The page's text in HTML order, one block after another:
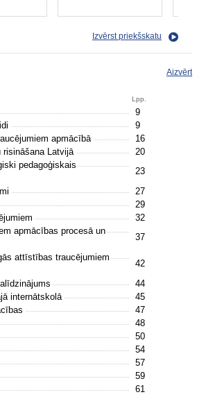
Izvērst priekšskatu
Aizvērt
Lpp.
9
9
apmācībā
16
risināšana Latvijā
20
pedagoģiskais
23
27
29
32
apmācības procesā un
37
attīstības traucējumiem
42
44
internātskolā
45
47
48
50
54
57
59
61